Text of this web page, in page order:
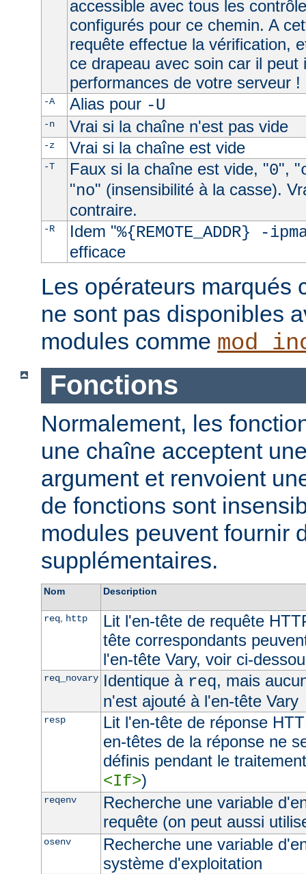
accessible avec tous les
configurés pour ce chemin. A
requête effectue la vérification,
ce drapeau avec soin car il peut
performances de votre serveur !
-A Alias pour -U
-n Vrai si la chaîne n'est pas vide
-z Vrai si la chaîne est vide
-T Faux si la chaîne est vide, "0", "
"no" (insensibilité à la casse).
contraire.
-R Idem "%{REMOTE_ADDR} -
efficace
Les opérateurs marqués
ne sont pas disponibles
modules comme
Fonctions
Normalement, les
une chaîne acceptent
argument et renvoient
de fonctions sont
modules peuvent fournir
supplémentaires.
Nom Description
req, http
Lit l'en-tête de requête
tête correspondants
l'en-tête Vary, voir ci-
req_novary Identique à req, mais
n'est ajouté à l'en-tête Vary
resp
Lit l'en-tête de réponse
en-têtes de la réponse ne
définis pendant le
<If>)
reqenv
Recherche une variable
requête (on peut aussi
osenv
Recherche une variable
système d'exploitation